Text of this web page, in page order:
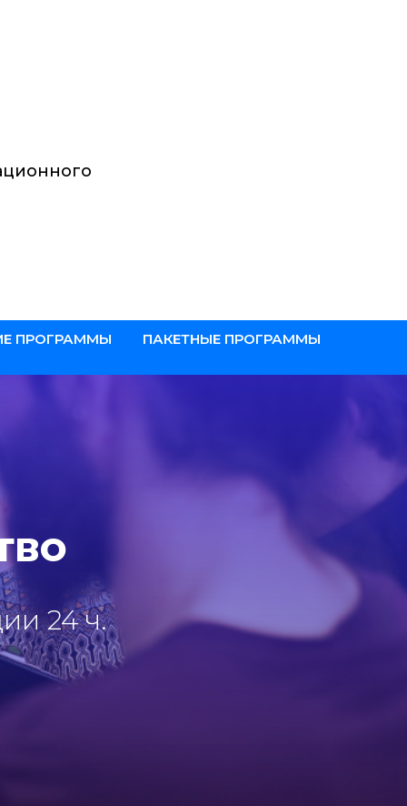
ПРОГРАММЫ ПАКЕТНЫЕ ПРОГРАММЫ
24 ч.